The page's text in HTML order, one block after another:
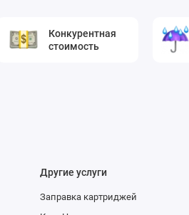
Конкурентная
стоимость
Другие услуги
Заправка картриджей